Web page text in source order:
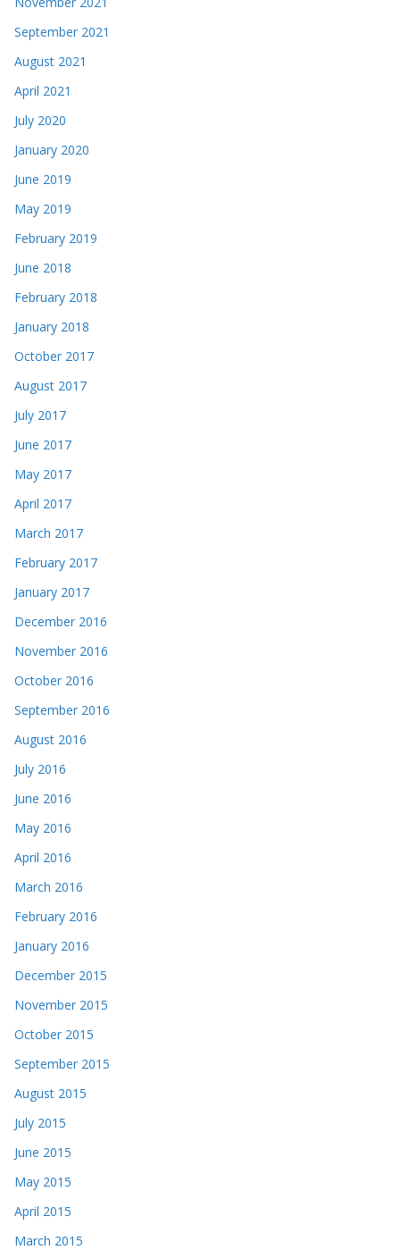
September 2021
August 2021
April 2021
July 2020
January 2020
June 2019
May 2019
February 2019
June 2018
February 2018
January 2018
October 2017
August 2017
July 2017
June 2017
May 2017
April 2017
March 2017
February 2017
January 2017
December 2016
November 2016
October 2016
September 2016
August 2016
July 2016
June 2016
May 2016
April 2016
March 2016
February 2016
January 2016
December 2015
November 2015
October 2015
September 2015
August 2015
July 2015
June 2015
May 2015
April 2015
March 2015